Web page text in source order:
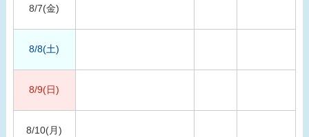
8/7(金)
8/8(土)
8/9(日)
8/10(月)